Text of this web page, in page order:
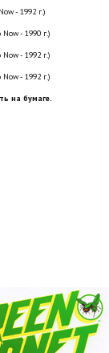
- 1992 г.)
- 1990 г.)
- 1992 г.)
- 1992 г.)
на бумаге.